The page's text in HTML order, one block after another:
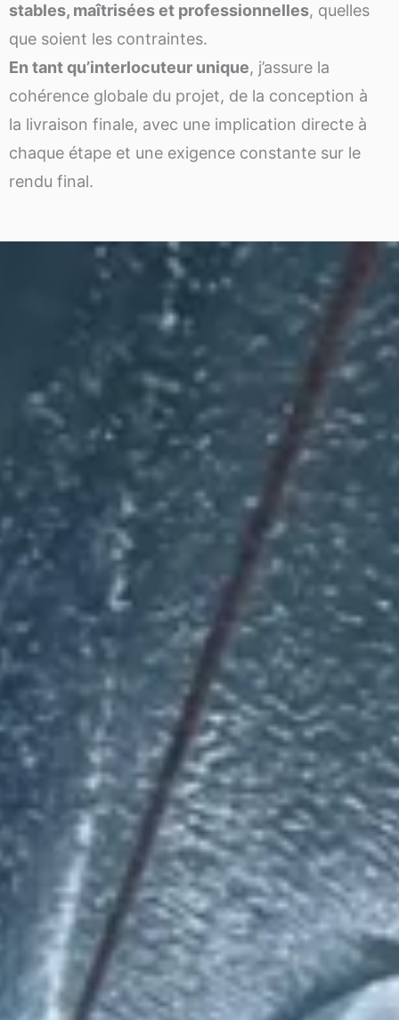
stables, maîtrisées et professionnelles, quelles
que soient les contraintes.
En tant qu’interlocuteur unique, j’assure la
cohérence globale du projet, de la conception à
la livraison finale, avec une implication directe à
chaque étape et une exigence constante sur le
rendu final.